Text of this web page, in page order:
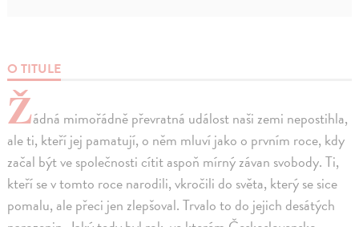
O TITULE
Žádná mimořádně převratná událost naši zemi nepostihla,
ale ti, kteří jej pamatují, o něm mluví jako o prvním roce, kdy
začal být ve společnosti cítit aspoň mírný závan svobody. Ti,
kteří se v tomto roce narodili, vkročili do světa, který se sice
pomalu, ale přeci jen zlepšoval. Trvalo to do jejich desátých